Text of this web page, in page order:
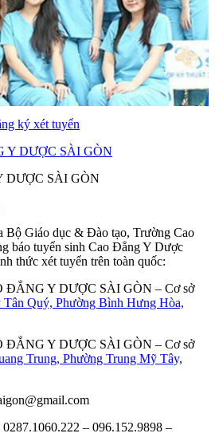
DƯỢC SÀI GÒN
Bộ Giáo dục & Đào tạo, Trường Cao
báo tuyển sinh Cao Đẳng Y Dược
thức xét tuyển trên toàn quốc:
– Cơ sở
Quý, Phường Bình Hưng Hòa,
– Cơ sở
Trung, Phường Trung Mỹ Tây,
– 096.152.9898 –